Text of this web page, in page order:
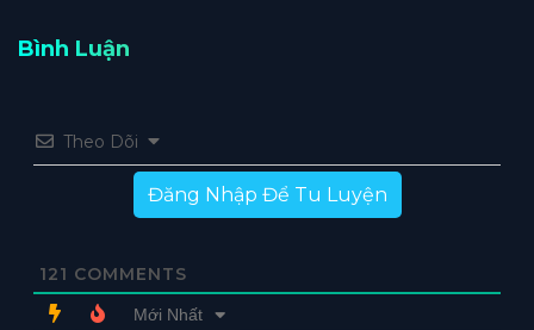
Bình Luận
Theo Dõi
Đăng Nhập Để Tu Luyện
121 COMMENTS
Mới Nhất